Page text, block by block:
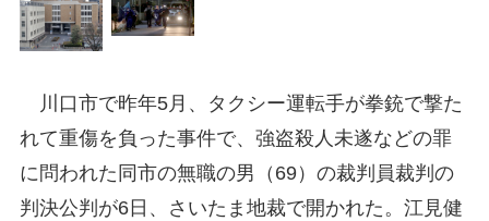
川口市で昨年5月、タクシー運転手が拳銃で撃た
れて重傷を負った事件で、強盗殺人未遂などの罪
に問われた同市の無職の男（69）の裁判員裁判の
判決公判が6日、さいたま地裁で開かれた。江見健